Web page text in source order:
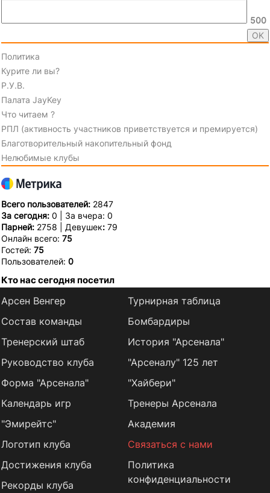
500
Политика
Курите ли вы?
Р.У.В.
Палата JayKey
Что читаем ?
РПЛ (активность участников приветствуется и премируется)
Благотворительный накопительный фонд
Нелюбимые клубы
Всего пользователей: 2847
За сегодня: 0 | За вчера: 0
Парней: 2758 | Девушек: 79
Онлайн всего: 75
Гостей: 75
Пользователей: 0
Кто нас сегодня посетил
Арсен Венгер
Состав команды
Тренерский штаб
Руководство клуба
Форма "Арсенала"
Календарь игр
Турнирная таблица
Бомбардиры
История "Арсенала"
"Арсеналу" 125 лет
"Хайбери"
Тренеры Арсенала
"Эмирейтс"
Логотип клуба
Достижения клуба
Рекорды клуба
Академия
Связаться с нами
Политика
конфиденциальности